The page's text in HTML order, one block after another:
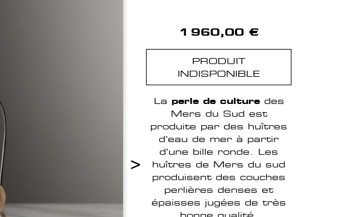
>
1 960,00 €
PRODUIT
INDISPONIBLE
La perle de culturedes
Mers du Sud est
produite par des huîtres
d’eau de mer à partir
d'une bille ronde. Les
huîtres de Mers du sud
produisent des couches
perlières denses et
épaisses jugées de très